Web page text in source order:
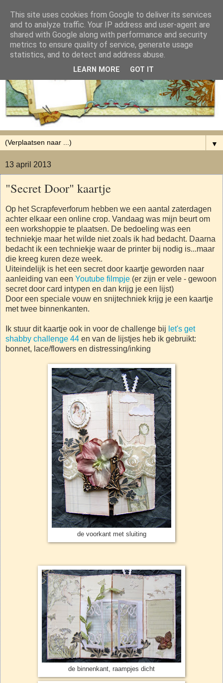
▼
13 april 2013
"Secret Door" kaartje
Op het Scrapfeverforum hebben we een aantal zaterdagen
achter elkaar een online crop. Vandaag was mijn beurt om
een workshoppie te plaatsen. De bedoeling was een
techniekje maar het wilde niet zoals ik had bedacht. Daarna
bedacht ik een techniekje waar de printer bij nodig is...maar
die kreeg kuren deze week.
Uiteindelijk is het een secret door kaartje geworden naar
aanleiding van een Youtube filmpje (er zijn er vele - gewoon
secret door card intypen en dan krijg je een lijst)
Door een speciale vouw en snijtechniek krijg je een kaartje
met twee binnenkanten.
Ik stuur dit kaartje ook in voor de challenge bij let's get
shabby challenge 44 en van de lijstjes heb ik gebruikt:
bonnet, lace/flowers en distressing/inking
de voorkant met sluiting
de binnenkant, raampjes dicht
This site uses cookies from Google to deliver its services
and to analyze traffic. Your IP address and user-agent are
shared with Google along with performance and security
metrics to ensure quality of service, generate usage
statistics, and to detect and address abuse.
LEARN MORE GOT IT